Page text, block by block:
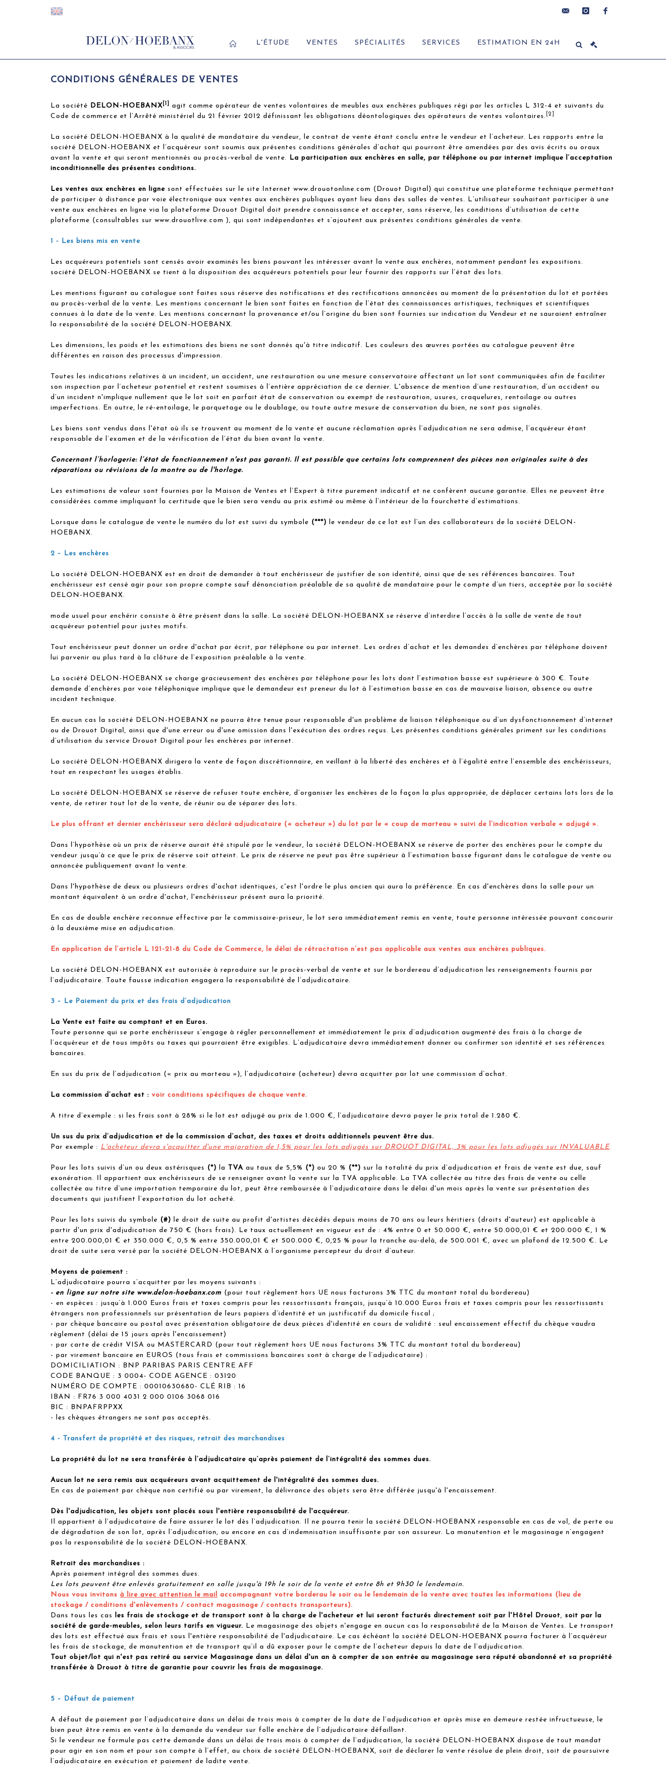
L'ÉTUDE VENTES SPÉCIALITÉS SERVICES ESTIMATION EN 24H
CONDITIONS GÉNÉRALES DE VENTES
La société DELON-HOEBANX
agit comme opérateur de ventes volontaires de meubles aux enchères publiques régi par les articles L 312-4 et suivants du
Code de commerce et l’Arrêté ministériel du 21 février 2012 définissant les obligations déontologiques des opérateurs de ventes volontaires.
[2]
La société DELON-HOEBANX à la qualité de mandataire du vendeur, le contrat de vente étant conclu entre le vendeur et l’acheteur. Les rapports entre la
société DELON-HOEBANX et l’acquéreur sont soumis aux présentes conditions générales d’achat qui pourront être amendées par des avis écrits ou oraux
avant la vente et qui seront mentionnés au procès-verbal de vente. La participation aux enchères en salle, par téléphone ou par internet implique l’acceptation
inconditionnelle des présentes conditions.
Les ventes aux enchères en ligne sont effectuées sur le site Internet www.drouotonline.com (Drouot Digital) qui constitue une plateforme technique permettant
de participer à distance par voie électronique aux ventes aux enchères publiques ayant lieu dans des salles de ventes. L’utilisateur souhaitant participer à une
vente aux enchères en ligne via la plateforme Drouot Digital doit prendre connaissance et accepter, sans réserve, les conditions d’utilisation de cette
plateforme (consultables sur www.drouotlive.com ), qui sont indépendantes et s’ajoutent aux présentes conditions générales de vente.
1 - Les biens mis en vente
Les acquéreurs potentiels sont censés avoir examinés les biens pouvant les intéresser avant la vente aux enchères, notamment pendant les expositions.
société DELON-HOEBANX se tient à la disposition des acquéreurs potentiels pour leur fournir des rapports sur l’état des lots.
Les mentions figurant au catalogue sont faites sous réserve des notifications et des rectifications annoncées au moment de la présentation du lot et portées
au procès-verbal de la vente. Les mentions concernant le bien sont faites en fonction de l’état des connaissances artistiques, techniques et scientifiques
connues à la date de la vente. Les mentions concernant la provenance et/ou l’origine du bien sont fournies sur indication du Vendeur et ne sauraient entraîner
la responsabilité de la société DELON-HOEBANX.
Les dimensions, les poids et les estimations des biens ne sont donnés qu'à titre indicatif. Les couleurs des œuvres portées au catalogue peuvent être
différentes en raison des processus d'impression.
Toutes les indications relatives à un incident, un accident, une restauration ou une mesure conservatoire affectant un lot sont communiquées afin de faciliter
son inspection par l’acheteur potentiel et restent soumises à l’entière appréciation de ce dernier. L'absence de mention d’une restauration, d’un accident ou
d’un incident n'implique nullement que le lot soit en parfait état de conservation ou exempt de restauration, usures, craquelures, rentoilage ou autres
imperfections. En outre, le ré-entoilage, le parquetage ou le doublage, ou toute autre mesure de conservation du bien, ne sont pas signalés.
Les biens sont vendus dans l'état où ils se trouvent au moment de la vente et aucune réclamation après l’adjudication ne sera admise, l’acquéreur étant
responsable de l’examen et de la vérification de l’état du bien avant la vente.
Concernant l’horlogerie: l’état de fonctionnement n'est pas garanti. Il est possible que certains lots comprennent des pièces non originales suite à des
réparations ou révisions de la montre ou de l'horloge.
Les estimations de valeur sont fournies par la Maison de Ventes et l’Expert à titre purement indicatif et ne confèrent aucune garantie. Elles ne peuvent être
considérées comme impliquant la certitude que le bien sera vendu au prix estimé ou même à l’intérieur de la fourchette d’estimations.
Lorsque dans le catalogue de vente le numéro du lot est suivi du symbole (***) le vendeur de ce lot est l’un des collaborateurs de la société DELON-
HOEBANX.
2 – Les enchères
La société DELON-HOEBANX est en droit de demander à tout enchérisseur de justifier de son identité, ainsi que de ses références bancaires. Tout
enchérisseur est censé agir pour son propre compte sauf dénonciation préalable de sa qualité de mandataire pour le compte d’un tiers, acceptée par la société
DELON-HOEBANX.
mode usuel pour enchérir consiste à être présent dans la salle. La société DELON-HOEBANX se réserve d’interdire l’accès à la salle de vente de tout
acquéreur potentiel pour justes motifs.
Tout enchérisseur peut donner un ordre d'achat par écrit, par téléphone ou par internet. Les ordres d’achat et les demandes d’enchères par téléphone doivent
lui parvenir au plus tard à la clôture de l’exposition préalable à la vente.
La société DELON-HOEBANX se charge gracieusement des enchères par téléphone pour les lots dont l’estimation basse est supérieure à 300 €. Toute
demande d’enchères par voie téléphonique implique que le demandeur est preneur du lot à l’estimation basse en cas de mauvaise liaison, absence ou autre
incident technique.
En aucun cas la société DELON-HOEBANX ne pourra être tenue pour responsable d'un problème de liaison téléphonique ou d’un dysfonctionnement d’internet
ou de Drouot Digital, ainsi que d'une erreur ou d'une omission dans l'exécution des ordres reçus. Les présentes conditions générales priment sur les conditions
d’utilisation du service Drouot Digital pour les enchères par internet.
La société DELON-HOEBANX dirigera la vente de façon discrétionnaire, en veillant à la liberté des enchères et à l’égalité entre l’ensemble des enchérisseurs,
tout en respectant les usages établis.
La société DELON-HOEBANX se réserve de refuser toute enchère, d’organiser les enchères de la façon la plus appropriée, de déplacer certains lots lors de la
vente, de retirer tout lot de la vente, de réunir ou de séparer des lots.
Le plus offrant et dernier enchérisseur sera déclaré adjudicataire (« acheteur ») du lot par le « coup de marteau » suivi de l’indication verbale « adjugé ».
Dans l’hypothèse où un prix de réserve aurait été stipulé par le vendeur, la société DELON-HOEBANX se réserve de porter des enchères pour le compte du
vendeur jusqu’à ce que le prix de réserve soit atteint. Le prix de réserve ne peut pas être supérieur à l’estimation basse figurant dans le catalogue de vente ou
annoncée publiquement avant la vente.
Dans l'hypothèse de deux ou plusieurs ordres d'achat identiques, c'est l'ordre le plus ancien qui aura la préférence. En cas d'enchères dans la salle pour un
montant équivalent à un ordre d'achat, l'enchérisseur présent aura la priorité.
En cas de double enchère reconnue effective par le commissaire-priseur, le lot sera immédiatement remis en vente, toute personne intéressée pouvant concourir
à la deuxième mise en adjudication.
En application de l’article L 121-21-8 du Code de Commerce, le délai de rétractation n’est pas applicable aux ventes aux enchères publiques.
La société DELON-HOEBANX est autorisée à reproduire sur le procès-verbal de vente et sur le bordereau d’adjudication les renseignements fournis par
l’adjudicataire. Toute fausse indication engagera la responsabilité de l’adjudicataire.
3 – Le Paiement du prix et des frais d’adjudication
La Vente est faite au comptant et en Euros.
Toute personne qui se porte enchérisseur s’engage à régler personnellement et immédiatement le prix d’adjudication augmenté des frais à la charge de
l’acquéreur et de tous impôts ou taxes qui pourraient être exigibles. L’adjudicataire devra immédiatement donner ou confirmer son identité et ses références
bancaires.
En sus du prix de l’adjudication (« prix au marteau »), l’adjudicataire (acheteur) devra acquitter par lot une commission d’achat.
La commission d’achat est : voir conditions spécifiques de chaque vente.
A titre d’exemple : si les frais sont à 28% si le lot est adjugé au prix de 1.000 €, l’adjudicataire devra payer le prix total de 1.280 €.
Un sus du prix d’adjudication et de la commission d’achat, des taxes et droits additionnels peuvent être dus.
Par exemple : L'acheteur devra s'acquitter d'une majoration de 1,5% pour les lots adjugés sur DROUOT DIGITAL, 3% pour les lots adjugés sur INVALUABLE.
Pour les lots suivis d’un ou deux astérisques (*) la TVA au taux de 5,5% (*) ou 20 % (**) sur la totalité du prix d’adjudication et frais de vente est due, sauf
exonération. Il appartient aux enchérisseurs de se renseigner avant la vente sur la TVA applicable. La TVA collectée au titre des frais de vente ou celle
collectée au titre d’une importation temporaire du lot, peut être remboursée à l’adjudicataire dans le délai d'un mois après la vente sur présentation des
documents qui justifient l’exportation du lot acheté.
Pour les lots suivis du symbole (#) le droit de suite au profit d'artistes décédés depuis moins de 70 ans ou leurs héritiers (droits d'auteur) est applicable à
partir d'un prix d'adjudication de 750 € (hors frais). Le taux actuellement en vigueur est de : 4% entre 0 et 50.000 €, entre 50.000,01 € et 200.000 €, 1 %
entre 200.000,01 € et 350.000 €, 0,5 % entre 350.000,01 € et 500.000 €, 0,25 % pour la tranche au-delà, de 500.001 €, avec un plafond de 12.500 €. Le
droit de suite sera versé par la société DELON-HOEBANX à l’organisme percepteur du droit d’auteur.
Moyens de paiement :
L’adjudicataire pourra s’acquitter par les moyens suivants :
- en ligne sur notre site www.delon-hoebanx.com (pour tout règlement hors UE nous facturons 3% TTC du montant total du bordereau)
- en espèces : jusqu’à 1.000 Euros frais et taxes compris pour les ressortissants français, jusqu’à 10.000 Euros frais et taxes compris pour les ressortissants
étrangers non professionnels sur présentation de leurs papiers d’identité et un justificatif du domicile fiscal ;
- par chèque bancaire ou postal avec présentation obligatoire de deux pièces d'identité en cours de validité : seul encaissement effectif du chèque vaudra
règlement (délai de 15 jours après l'encaissement)
- par carte de crédit VISA ou MASTERCARD (pour tout règlement hors UE nous facturons 3% TTC du montant total du bordereau)
- par virement bancaire en EUROS (tous frais et commissions bancaires sont à charge de l’adjudicataire) :
DOMICILIATION : BNP PARIBAS PARIS CENTRE AFF
CODE BANQUE : 3 0004- CODE AGENCE : 03120
NUMÉRO DE COMPTE : 00010630680- CLÉ RIB : 16
IBAN : FR76 3 000 4031 2 000 0106 3068 016
BIC : BNPAFRPPXX
- les chèques étrangers ne sont pas acceptés.
4 - Transfert de propriété et des risques, retrait des marchandises
La propriété du lot ne sera transférée à l’adjudicataire qu’après paiement de l’intégralité des sommes dues.
Aucun lot ne sera remis aux acquéreurs avant acquittement de l'intégralité des sommes dues.
En cas de paiement par chèque non certifié ou par virement, la délivrance des objets sera être différée jusqu'à l'encaissement.
Dès l'adjudication, les objets sont placés sous l'entière responsabilité de l'acquéreur.
Il appartient à l’adjudicataire de faire assurer le lot dès l’adjudication. Il ne pourra tenir la société DELON-HOEBANX responsable en cas de vol, de perte ou
de dégradation de son lot, après l’adjudication, ou encore en cas d’indemnisation insuffisante par son assureur. La manutention et le magasinage n’engagent
pas la responsabilité de la société DELON-HOEBANX.
Retrait des marchandises :
Après paiement intégral des sommes dues.
Les lots peuvent être enlevés gratuitement en salle jusqu'à 19h le soir de la vente et entre 8h et 9h30 le lendemain.
Nous vous invitons à lire avec attention le mail accompagnant votre borderau le soir ou le lendemain de la vente avec toutes les informations (lieu de
stockage / conditions d'enlèvements / contact magasinage / contacts transporteurs).
Dans tous les cas les frais de stockage et de transport sont à la charge de l'acheteur et lui seront facturés directement soit par l'Hôtel Drouot, soit par la
société de garde-meubles, selon leurs tarifs en vigueur. Le magasinage des objets n'engage en aucun cas la responsabilité de la Maison de Ventes. Le transport
des lots est effectué aux frais et sous l'entière responsabilité de l'adjudicataire. Le cas échéant la société DELON-HOEBANX pourra facturer à l’acquéreur
les frais de stockage, de manutention et de transport qu’il a dû exposer pour le compte de l’acheteur depuis la date de l’adjudication.
Tout objet/lot qui n'est pas retiré au service Magasinage dans un délai d'un an à compter de son entrée au magasinage sera réputé abandonné et sa propriété
transférée à Drouot à titre de garantie pour couvrir les frais de magasinage.
5 – Défaut de paiement
A défaut de paiement par l’adjudicataire dans un délai de trois mois à compter de la date de l’adjudication et après mise en demeure restée infructueuse, le
bien peut être remis en vente à la demande du vendeur sur folle enchère de l’adjudicataire défaillant.
Si le vendeur ne formule pas cette demande dans un délai de trois mois à compter de l’adjudication, la société DELON-HOEBANX dispose de tout mandat
pour agir en son nom et pour son compte à l’effet, au choix de société DELON-HOEBANX, soit de déclarer la vente résolue de plein droit, soit de poursuivre
l’adjudicataire en exécution et paiement de ladite vente.